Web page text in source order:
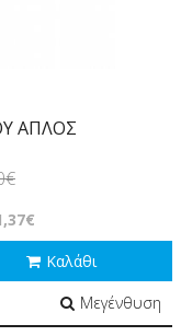
ΑΠΛΟΣ
Καλάθι
Μεγένθυση